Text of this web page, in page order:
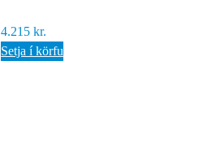
4.215kr.
Setja í körfu